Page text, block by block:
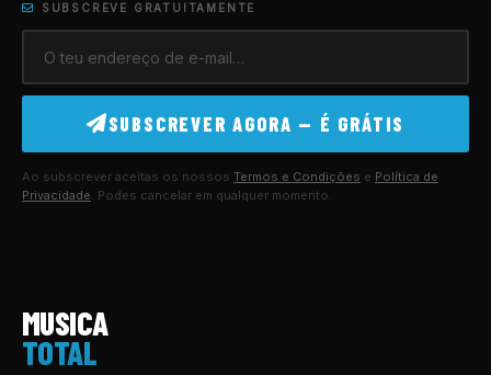
SUBSCREVE GRATUITAMENTE
SUBSCREVER AGORA — É GRÁTIS
Ao subscrever aceitas os nossos Termos e Condições e Política de
Privacidade. Podes cancelar em qualquer momento.
MUSICA
TOTAL